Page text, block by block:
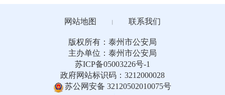
网站地图 联系我们
版权所有：泰州市公安局
主办单位：泰州市公安局
苏ICP备05003226号-1
政府网站标识码：3212000028
苏公网安备 32120502010075号